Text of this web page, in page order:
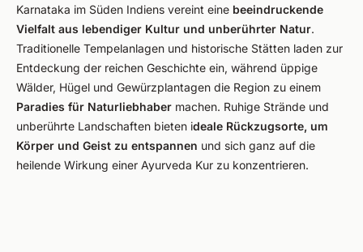
Karnataka im Süden Indiens vereint eine beeindruckende
Vielfalt aus lebendiger Kultur und unberührter Natur.
Traditionelle Tempelanlagen und historische Stätten laden zur
Entdeckung der reichen Geschichte ein, während üppige
Wälder, Hügel und Gewürzplantagen die Region zu einem
Paradies für Naturliebhaber machen. Ruhige Strände und
unberührte Landschaften bieten ideale Rückzugsorte, um
Körper und Geist zu entspannen und sich ganz auf die
heilende Wirkung einer Ayurveda Kur zu konzentrieren.